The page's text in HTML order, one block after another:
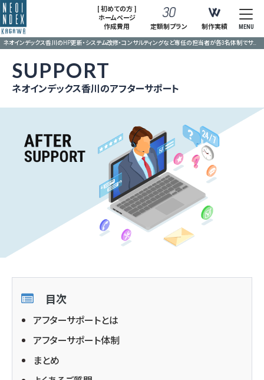
[ 初めての方 ]
ホームページ
作成費用
定額制プラン 制作実績 MENU
ネオインデックス香川のHP更新・システム改修・コンサルティングなど専任の担当者が各3名体制でサポート
SUPPORT
ネオインデックス香川のアフターサポート
目次
アフターサポートとは
アフターサポート体制
まとめ